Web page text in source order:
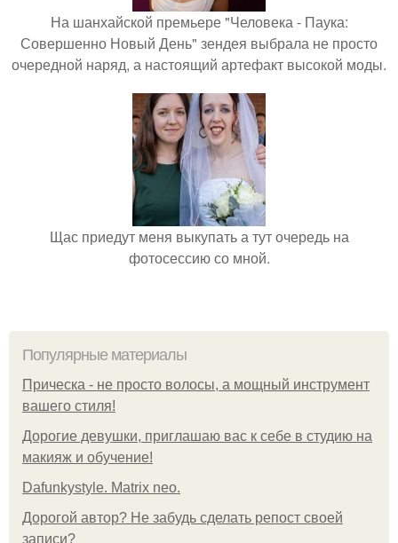
На шанхайской премьере "Человека - Паука:
Совершенно Новый День" зендея выбрала не просто
очередной наряд, а настоящий артефакт высокой моды.
Щас приедут меня выкупать а тут очередь на
фотосессию со мной.
Популярные материалы
Прическа - не просто волосы, а мощный инструмент
вашего стиля!
Дорогие девушки, приглашаю вас к себе в студию на
макияж и обучение!
Dafunkystyle. Matrix neo.
Дорогой автор? Не забудь сделать репост своей
записи?